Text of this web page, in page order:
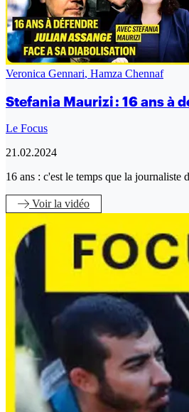
Veronica Gennari, Hamza Chennaf
Stefania Maurizi : 16 ans à
Le Focus
21.02.2024
16 ans : c'est le temps que la
Voirla vidéo